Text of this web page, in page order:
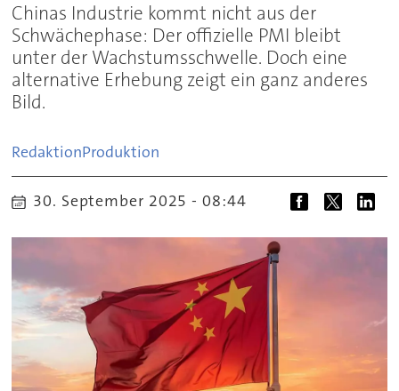
Chinas Industrie kommt nicht aus der
Schwächephase: Der offizielle PMI bleibt
unter der Wachstumsschwelle. Doch eine
alternative Erhebung zeigt ein ganz anderes
Bild.
RedaktionProduktion
30. September 2025 - 08:44